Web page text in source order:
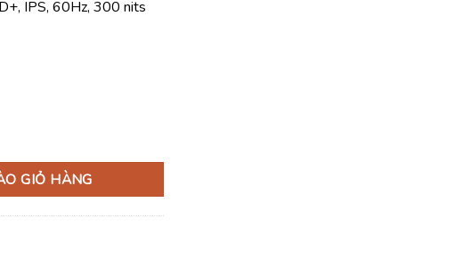
IPS, 60Hz, 300 nits
U732G512 số lượng
GIỎ HÀNG